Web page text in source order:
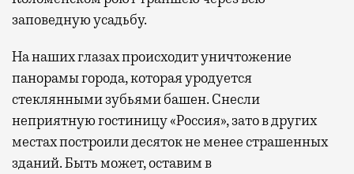
заповедную усадьбу.
На наших глазах происходит уничтожение
панорамы города, которая уродуется
стеклянными зубьями башен. Снесли
неприятную гостиницу «Россия», зато в других
местах построили десяток не менее страшенных
зданий. Быть может, оставим в